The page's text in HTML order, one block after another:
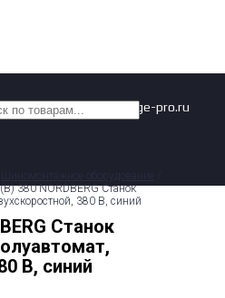
✉ info@garage-pro.ru
380 NORDBERG Станок
380 В, синий
Станок
В, синий